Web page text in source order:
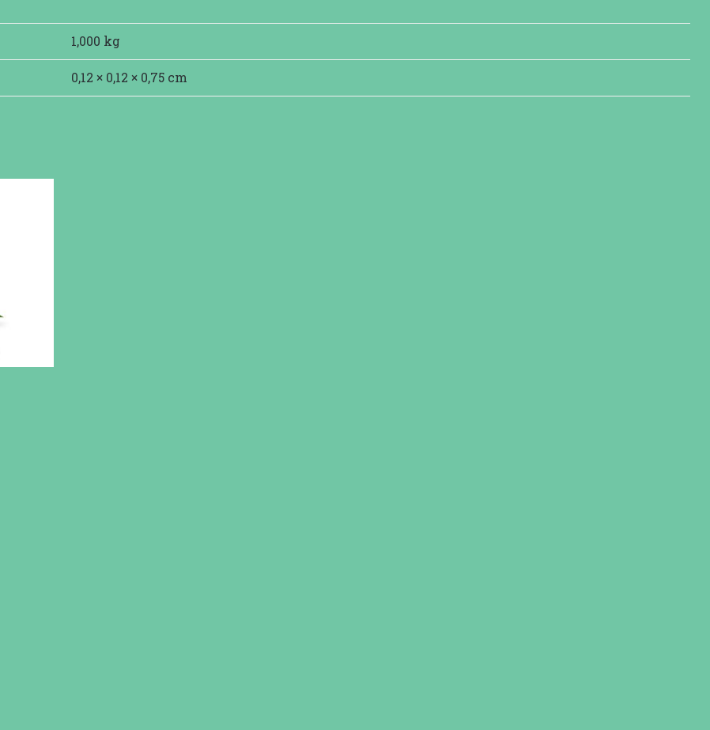
1,000 kg
0,12 × 0,12 × 0,75 cm